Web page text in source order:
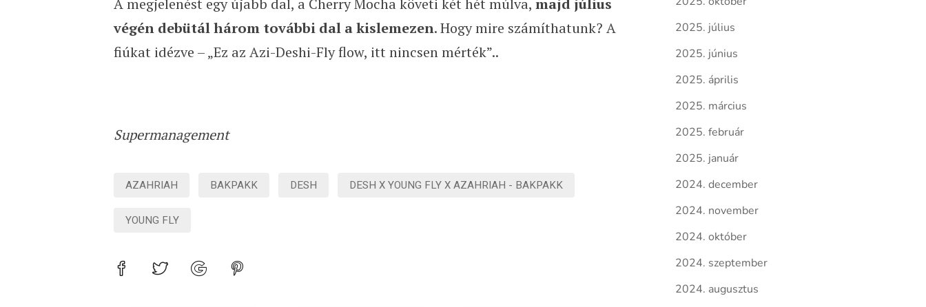
végén debütál három további dal a kislemezen. Hogy mire számíthatunk? A
fiúkat idézve – „Ez az Azi-Deshi-Fly flow, itt nincsen mérték”..
Supermanagement
AZAHRIAH BAKPAKK DESH DESH X YOUNG FLY X AZAHRIAH - BAKPAKK
YOUNG FLY
2025. július
2025. június
2025. április
2025. március
2025. február
2025. január
2024. december
2024. november
2024. október
2024. szeptember
2024. augusztus